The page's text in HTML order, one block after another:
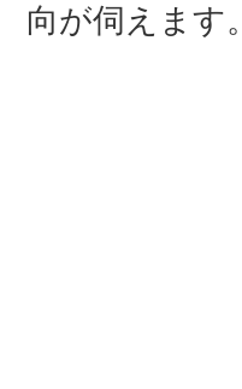
向が伺えます。